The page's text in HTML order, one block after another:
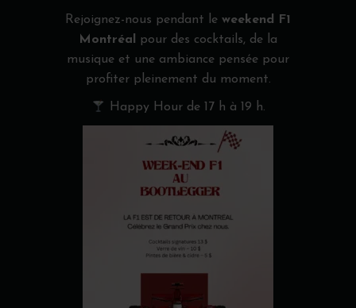
Rejoignez-nous pendant le weekend F1
Montréal
pour des cocktails, de la
musique et une ambiance pensée pour
profiter pleinement du moment.
Happy Hour de 17 h à 19 h.